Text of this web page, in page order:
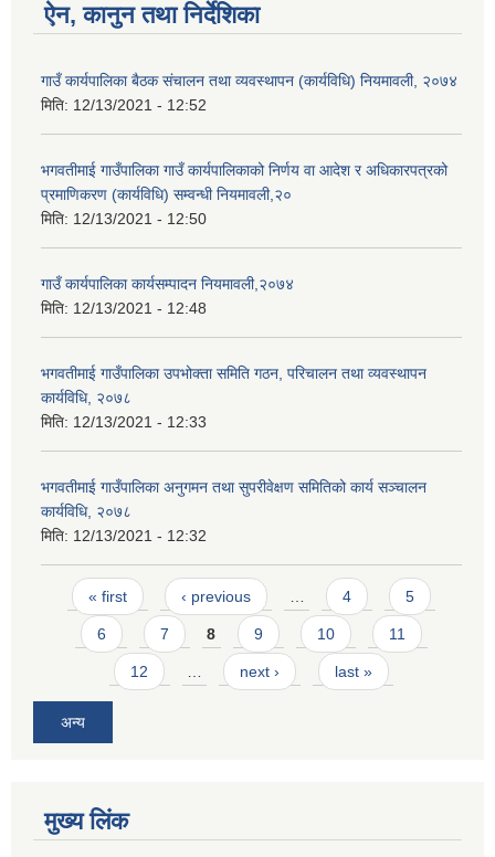
ऐन, कानुन तथा निर्देशिका
गाउँ कार्यपालिका बैठक संचालन तथा व्यवस्थापन (कार्यविधि) नियमावली, २०७४
मिति: 12/13/2021 - 12:52
भगवतीमाई गाउँपालिका गाउँ कार्यपालिकाको निर्णय वा आदेश र अधिकारपत्रको
प्रमाणिकरण (कार्यविधि) सम्वन्धी नियमावली,२०
मिति: 12/13/2021 - 12:50
गाउँ कार्यपालिका कार्यसम्पादन नियमावली,२०७४
मिति: 12/13/2021 - 12:48
भगवतीमाई गाउँपालिका उपभोक्ता समिति गठन, परिचालन तथा व्यवस्थापन
कार्यविधि, २०७८
मिति: 12/13/2021 - 12:33
भगवतीमाई गाउँपालिका अनुगमन तथा सुपरीवेक्षण समितिको कार्य सञ्चालन
कार्यविधि, २०७८
मिति: 12/13/2021 - 12:32
Pages
« first ‹ previous 4 5
6 7 8 9 10 11
12 next › last »
अन्य
मुख्य लिंक